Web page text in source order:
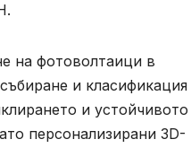
на фотоволтаици в
и класификация
и устойчивото
персонализирани 3D-